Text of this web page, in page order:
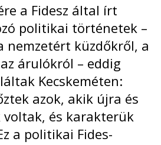
a Fidesz által írt
politikai történetek –
nemzetért küzdőkről, a
árulókról – eddig
Kecskeméten:
azok, akik újra és
és karakterük
a politikai Fides-